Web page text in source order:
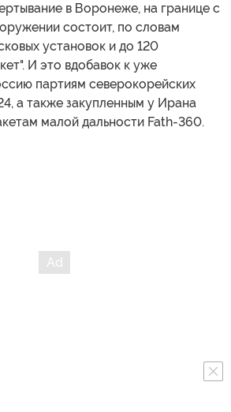
в Воронеже, на границе с
состоит, по словам
установок и до 120
И это вдобавок к уже
партиям северокорейских
а также закупленным у Ирана
малой дальности Fath-360.